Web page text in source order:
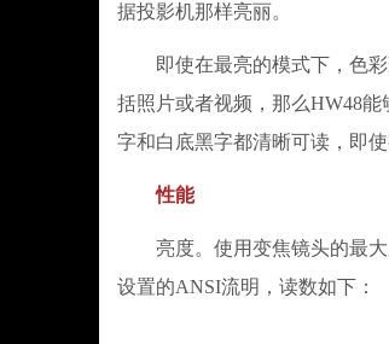
据投影机那样亮丽。
即使在最亮的模式下，色彩
括照片或者视频，那么HW48
字和白底黑字都清晰可读，即使
性能
亮度。使用变焦镜头的最大
设置的ANSI流明，读数如下：